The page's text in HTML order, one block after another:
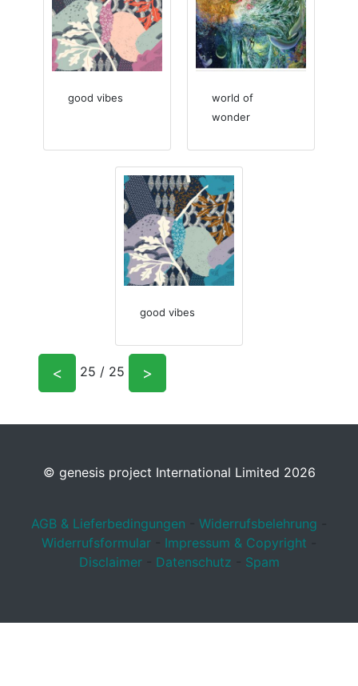
good vibes
world of
wonder
good vibes
< 25 / 25 >
© genesis project International Limited 2026
AGB & Lieferbedingungen Widerrufsbelehrung
Widerrufsformular
Impressum & Copyright
Disclaimer- Datenschutz Spam